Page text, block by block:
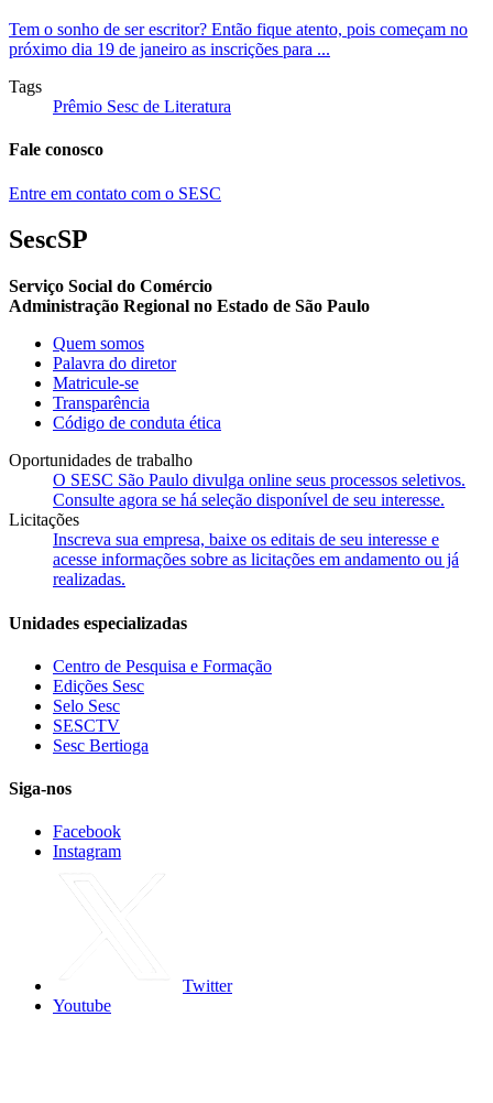
Tem o sonho de ser escritor? Então fique atento, pois começam no
próximo dia 19 de janeiro as inscrições para ...
Tags
Prêmio Sesc de Literatura
Fale conosco
Entre em contato com o SESC
SescSP
Serviço Social do Comércio
Administração Regional no Estado de São Paulo
Quem somos
Palavra do diretor
Matricule-se
Transparência
Código de conduta ética
Oportunidades de trabalho
O SESC São Paulo divulga online seus processos seletivos.
Consulte agora se há seleção disponível de seu interesse.
Licitações
Inscreva sua empresa, baixe os editais de seu interesse e
acesse informações sobre as licitações em andamento ou já
realizadas.
Unidades especializadas
Centro de Pesquisa e Formação
Edições Sesc
Selo Sesc
SESCTV
Sesc Bertioga
Siga-nos
Facebook
Instagram
Twitter
Youtube